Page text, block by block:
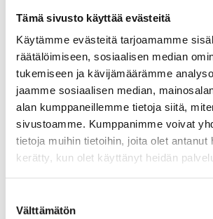
Tämä sivusto käyttää evästeitä
Käytämme evästeitä tarjoamamme
räätälöimiseen, sosiaalisen median
tukemiseen ja kävijämäärämme
jaamme sosiaalisen median,
alan kumppaneillemme tietoja siitä,
sivustoamme. Kumppanimme voivat
tietoja muihin tietoihin, joita olet antanut
kerätty, kun olet käyttänyt heidän
valinta
Välttämätön